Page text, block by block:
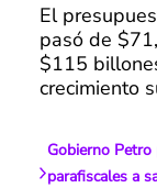
El
pasó de
$115
crecimiento
Gobierno
parafiscales a